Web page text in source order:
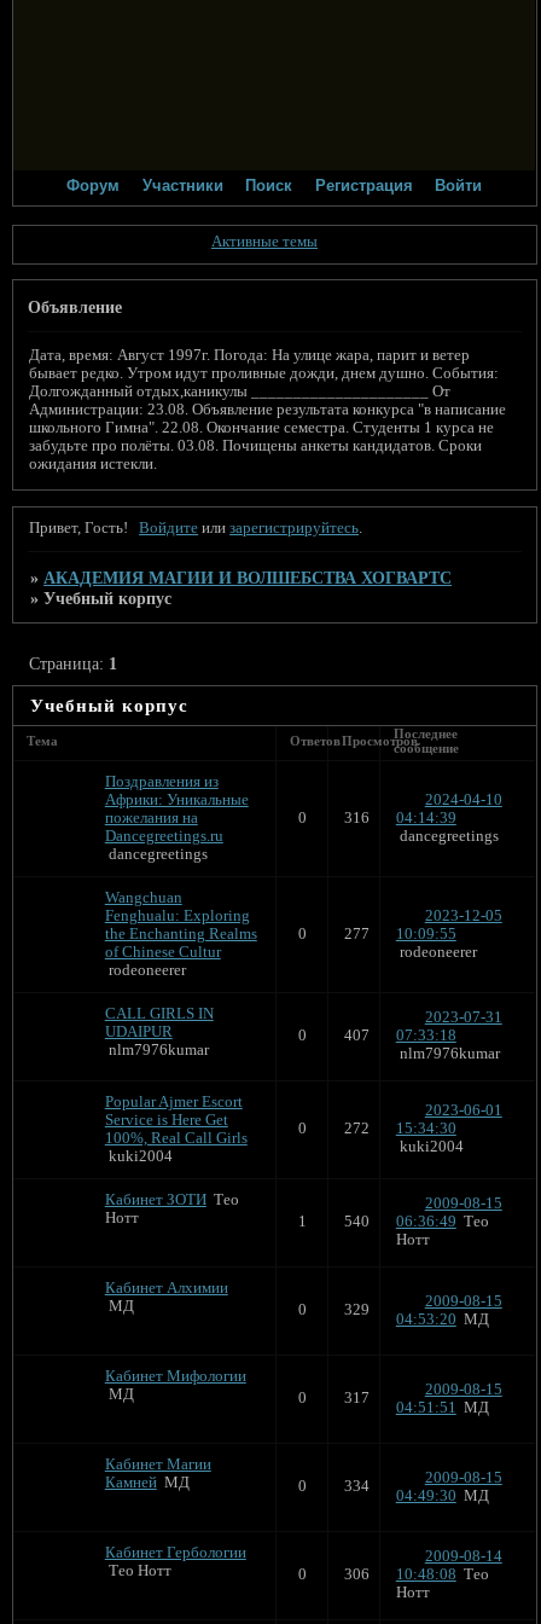
Форум Участники Поиск Регистрация Войти
Активные темы
Объявление
Дата, время: Август 1997г. Погода: На улице жара, парит и ветер
бывает редко. Утром идут проливные дожди, днем душно. События:
Долгожданный отдых,каникулы _____________________ От
Администрации: 23.08. Объявление результата конкурса "в написание
школьного Гимна". 22.08. Окончание семестра. Студенты 1 курса не
забудьте про полёты. 03.08. Почищены анкеты кандидатов. Сроки
ожидания истекли.
Привет, Гость! Войдите илизарегистрируйтесь.
» АКАДЕМИЯ МАГИИ И ВОЛШЕБСТВА ХОГВАРТС
»Учебный корпус
Учебный корпус
Страница: 1
Тема ОтветовПросмотровПоследнее
сообщение
Поздравления из
Африки: Уникальные
пожелания на
Dancegreetings.ru
dancegreetings
0 316
2024-04-10
04:14:39
dancegreetings
Wangchuan
Fenghualu: Exploring
the Enchanting Realms
of Chinese Cultur
rodeoneerer
0 277
2023-12-05
10:09:55
rodeoneerer
CALL GIRLS IN
UDAIPUR
nlm7976kumar
0 407
2023-07-31
07:33:18
nlm7976kumar
Popular Ajmer Escort
Service is Here Get
100%, Real Call Girls
kuki2004
0 272
2023-06-01
15:34:30
kuki2004
Кабинет ЗОТИ Тео
Нотт
1 540
2009-08-15
06:36:49 Тео
Нотт
Кабинет Алхимии
МД
0 329
2009-08-15
04:53:20 МД
Кабинет Мифологии
МД
0 317
2009-08-15
04:51:51 МД
Кабинет Магии
Камней МД 0 334
2009-08-15
04:49:30 МД
Кабинет Гербологии
Тео Нотт
0 306
2009-08-14
10:48:08 Тео
Нотт